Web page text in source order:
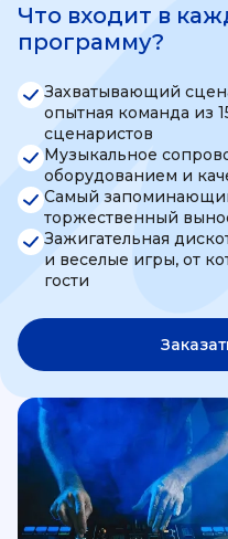
Что входит в
программу?
Захватывающий
опытная команда из
сценаристов
Музыкальное
оборудованием и
Самый
торжественный
Зажигательная
и веселые игры, от
гости